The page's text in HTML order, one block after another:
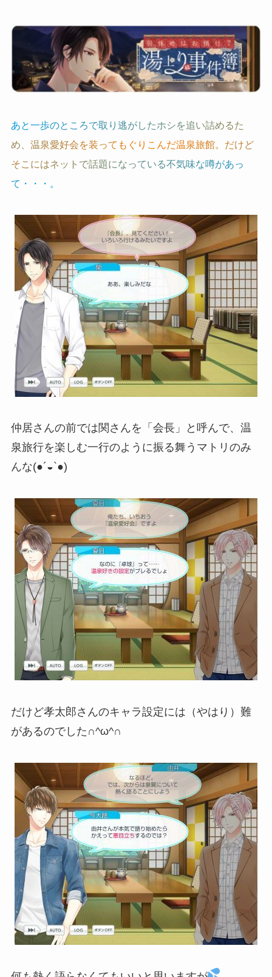
あと一歩のと こ ろで取 り 逃がしたホシを追い詰めるた
め
温泉愛好会を装って も ぐ り こ んだ温泉旅館。 だけど
そこ にはネッ ト で話題になっている不気味な噂があっ
て ・ ・ ・ 。
仲居さんの前では関さんを「会長」と呼んで、温
泉旅行を楽しむ一行のように振る舞うマトリのみ
んな(●´◒`●)
だけど孝太郎さんのキャラ設定には（やはり）難
があるのでした∩^ω^∩